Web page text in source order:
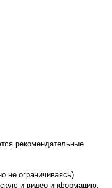
рекомендательные
не ограничиваясь)
и видео информацию,